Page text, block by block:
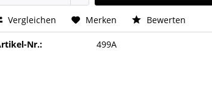
Vergleichen Merken Bewerten
Nr.: 499A